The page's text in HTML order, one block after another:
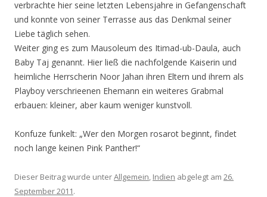
verbrachte hier seine letzten Lebensjahre in Gefangenschaft
und konnte von seiner Terrasse aus das Denkmal seiner
Liebe täglich sehen.
Weiter ging es zum Mausoleum des Itimad-ub-Daula, auch
Baby Taj genannt. Hier ließ die nachfolgende Kaiserin und
heimliche Herrscherin Noor Jahan ihren Eltern und ihrem als
Playboy verschrieenen Ehemann ein weiteres Grabmal
erbauen: kleiner, aber kaum weniger kunstvoll.
Konfuze funkelt: „Wer den Morgen rosarot beginnt, findet
noch lange keinen Pink Panther!“
Dieser Beitrag wurde unterAllgemein, Indien abgelegt am 26.
September 2011.